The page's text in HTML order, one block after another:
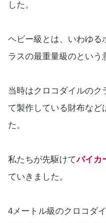
した。
ヘビー級とは、いわゆる
ラスの最重量級のという
当時はクロコダイルのク
て製作している財布など
た。
私たちが先駆けてバイカ
ていきました。
4メートル級のクロコダ